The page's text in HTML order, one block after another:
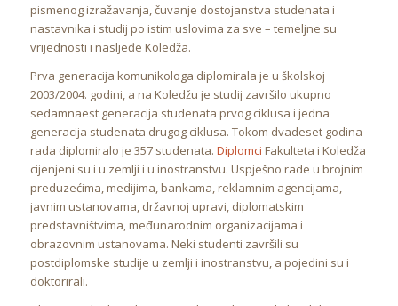
pismenog izražavanja, čuvanje dostojanstva studenata i
nastavnika i studij po istim uslovima za sve – temeljne su
vrijednosti i nasljeđe Koledža.
Prva generacija komunikologa diplomirala je u školskoj
2003/2004. godini, a na Koledžu je studij završilo ukupno
sedamnaest generacija studenata prvog ciklusa i jedna
generacija studenata drugog ciklusa. Tokom dvadeset godina
rada diplomiralo je 357 studenata. Diplomci Fakulteta i Koledža
cijenjeni su i u zemlji i u inostranstvu. Uspješno rade u brojnim
preduzećima, medijima, bankama, reklamnim agencijama,
javnim ustanovama, državnoj upravi, diplomatskim
predstavništvima, međunarodnim organizacijama i
obrazovnim ustanovama. Neki studenti završili su
postdiplomske studije u zemlji i inostranstvu, a pojedini su i
doktorirali.